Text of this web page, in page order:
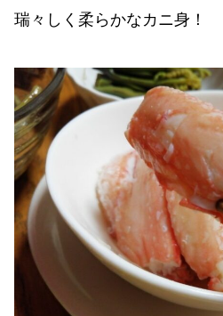
瑞々しく柔らかなカニ身！